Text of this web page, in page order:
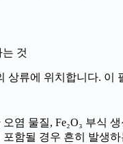
것
상류에 위치합니다. 이
염 물질, Fe₂O₃ 부식
함될 경우 흔히 발생